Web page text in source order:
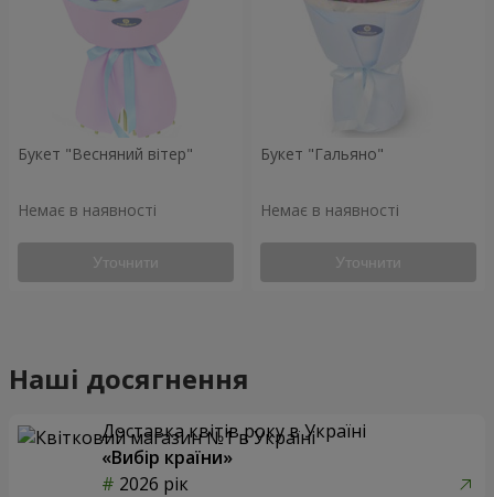
Букет "Весняний вітер"
Немає в наявності
Уточнити
Букет "Гальяно"
Немає в наявності
Уточнити
Наші досягнення
Доставка квітів року в Україні
«Вибір країни»
2026 рік